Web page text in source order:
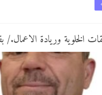
الخلوية وريادة